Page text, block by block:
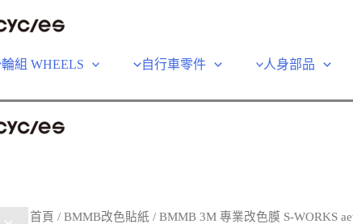
輪組 WHEELS 自行車零件 人身部品
首頁 /BMMB改色貼紙 / BMMB 3M 專業改色膜 S-WORKS